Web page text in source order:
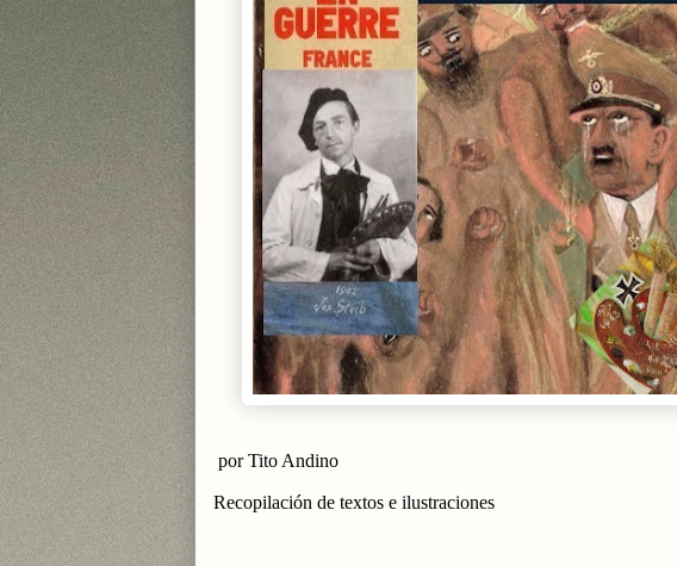
por Tito Andino
Recopilación de textos e ilustraciones